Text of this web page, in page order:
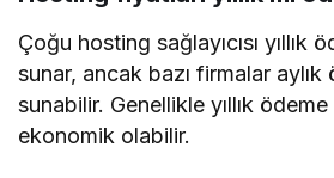
Çoğu hosting sağlayıcısı yıllık
sunar, ancak bazı firmalar aylık
sunabilir. Genellikle yıllık
ekonomik olabilir.